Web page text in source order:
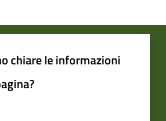
chiare le informazioni